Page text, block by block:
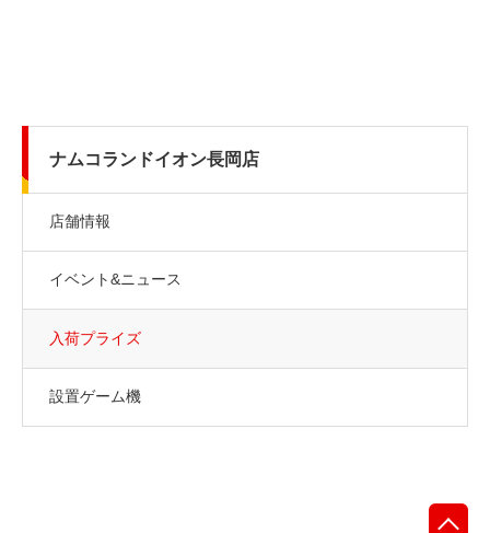
ナムコランドイオン長岡店
店舗情報
イベント&ニュース
入荷プライズ
設置ゲーム機